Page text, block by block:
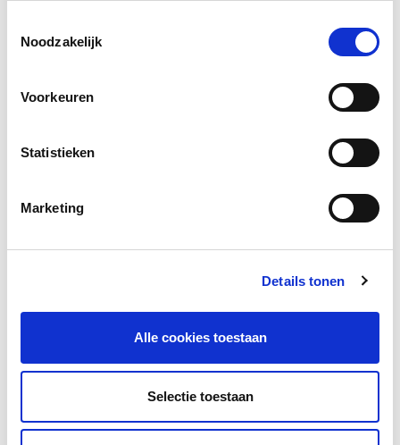
Noodzakelijk
Voorkeuren
Statistieken
Marketing
Details tonen
Alle cookies toestaan
Selectie toestaan